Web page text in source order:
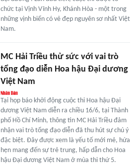
chức tại Vịnh Vĩnh Hy, Khánh Hòa - một trong
những vịnh biển có vẻ đẹp nguyên sơ nhất Việt
Nam.
MC Hải Triều thử sức với vai trò
tổng đạo diễn Hoa hậu Đại dương
Việt Nam
Tại họp báo khởi động cuộc thi Hoa hậu Đại
dương Việt Nam diễn ra chiều 16/6, tại Thành
phố Hồ Chí Minh, thông tin MC Hải Triều đảm
nhận vai trò tổng đạo diễn đã thu hút sự chú ý
đặc biệt. Đây được xem là yếu tố mới mẻ, hứa
hẹn mang đến sự trẻ trung, hấp dẫn cho Hoa
hậu Đại dương Việt Nam ở mùa thi thứ 5.